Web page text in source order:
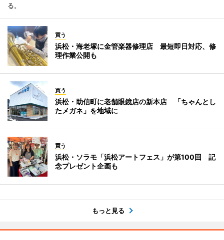
る。
買う
浜松・海老塚に金管楽器修理店 最短即日対応、修
理作業公開も
買う
浜松・助信町に老舗眼鏡店の新本店 「ちゃんとし
たメガネ」を地域に
買う
浜松・ソラモ「浜松アートフェス」が第100回 記
念プレゼント企画も
もっと見る